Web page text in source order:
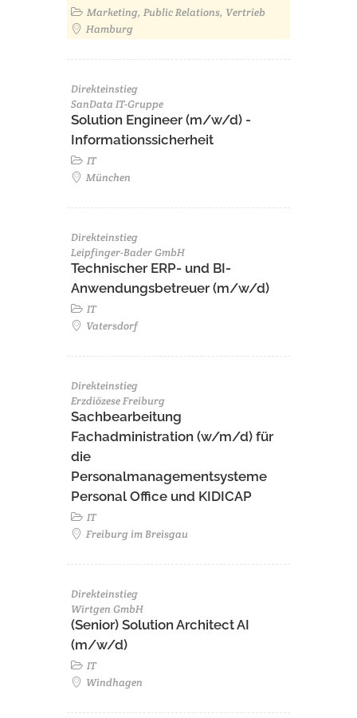
Marketing, Public Relations, Vertrieb
Hamburg
Direkteinstieg
SanData IT-Gruppe
Solution Engineer (m/w/d) -
Informationssicherheit
IT
München
Direkteinstieg
Leipfinger-Bader GmbH
Technischer ERP- und BI-
Anwendungsbetreuer (m/w/d)
IT
Vatersdorf
Direkteinstieg
Erzdiözese Freiburg
Sachbearbeitung
Fachadministration (w/m/d) für
die
Personalmanagementsysteme
Personal Office und KIDICAP
IT
Freiburg im Breisgau
Direkteinstieg
Wirtgen GmbH
(Senior) Solution Architect AI
(m/w/d)
IT
Windhagen